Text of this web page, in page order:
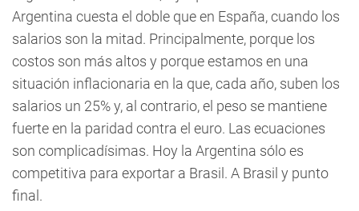
Argentina cuesta el doble que en España, cuando los
salarios son la mitad. Principalmente, porque los
costos son más altos y porque estamos en una
situación inflacionaria en la que, cada año, suben los
salarios un 25% y, al contrario, el peso se mantiene
fuerte en la paridad contra el euro. Las ecuaciones
son complicadísimas. Hoy la Argentina sólo es
competitiva para exportar a Brasil. A Brasil y punto
final.